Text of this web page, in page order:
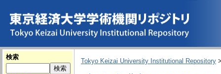
検索
Tokyo Keizai University Institutional Repository